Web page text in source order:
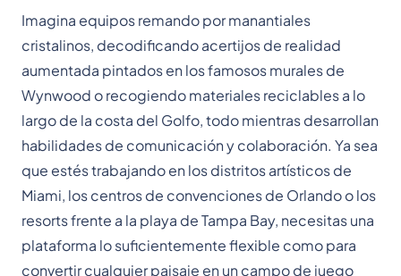
Imagina equipos remando por manantiales
cristalinos, decodificando acertijos de realidad
aumentada pintados en los famosos murales de
Wynwood o recogiendo materiales reciclables a lo
largo de la costa del Golfo, todo mientras desarrollan
habilidades de comunicación y colaboración. Ya sea
que estés trabajando en los distritos artísticos de
Miami, los centros de convenciones de Orlando o los
resorts frente a la playa de Tampa Bay, necesitas una
plataforma lo suficientemente flexible como para
convertir cualquier paisaje en un campo de juego